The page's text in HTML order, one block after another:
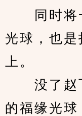
同时将一
光球，也
上。
没了赵飞
的福缘光